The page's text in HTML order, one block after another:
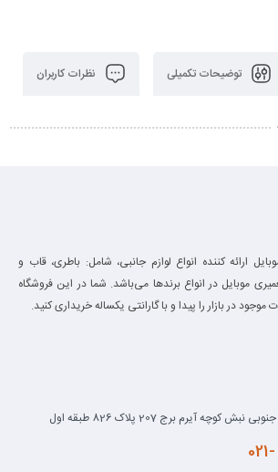
توضیحات تکمیلی نظرات کاربران
ارائه کننده انواع لوازم جانبی، شامل: باطری، قاب و
موبایل در انواع برند‌ها می‌باشد. شما در این فروشگاه
در بازار را پیدا و با گارانتی یکساله خریداری کنید.
کوچه آیرم برج 207 پلاک 826 طبقه اول
021-